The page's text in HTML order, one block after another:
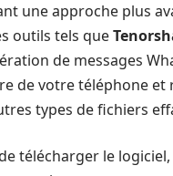
une approche plus
outils tels que
de messages
de votre téléphone
types de fichiers
télécharger le